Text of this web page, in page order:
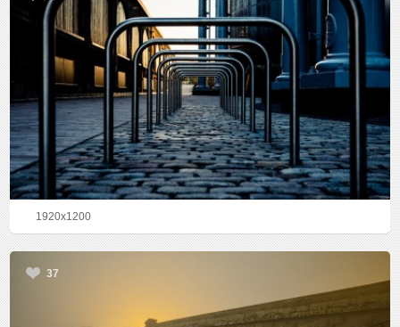
1920x1200
37